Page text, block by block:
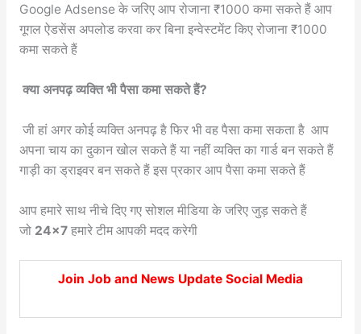
Google Adsense के जरिए आप रोजाना ₹1000 कमा सकते हैं आप
गूगल ऐडसेंस अपलोड करवा कर बिना इन्वेस्टमेंट किए रोजाना ₹1000
कमा सकते हैं
क्या अनपढ़ व्यक्ति भी पैसा कमा सकते हैं?
जी हां अगर कोई व्यक्ति अनपढ़ है फिर भी वह पैसा कमा सकता है आप
अपना चाय का दुकान खोल सकते हैं या नहीं व्यक्ति का गार्ड बन सकते हैं
गाड़ी का ड्राइवर बन सकते हैं इस प्रकार आप पैसा कमा सकते हैं
आप हमारे साथ नीचे दिए गए सोशल मीडिया के जरिए जुड़ सकते हैं
जो 24×7हमारे टीम आपकी मदद करेगी
Join Job and News Update Social Media